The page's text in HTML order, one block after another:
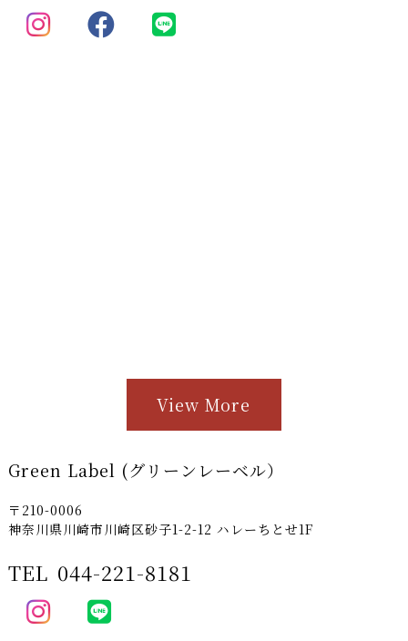
View More
Green Label (グリーンレーベル）
〒210-0006
神奈川県川崎市川崎区砂子1-2-12 ハレーちとせ1F
TEL 044-221-8181